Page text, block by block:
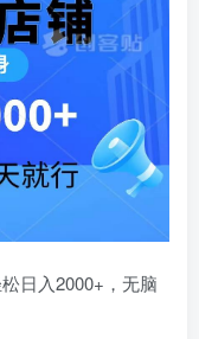
日入2000+，无脑